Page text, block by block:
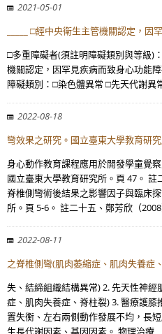
2021-05-01
_____ □經中央衛生主管機關認定，因
□多重障礙者(須註明障礙類別與等級)
機關認定，因罕見疾病而致身心功能
障礙類別：□染色體異常 □先天代謝異
2022-08-18
彎效果之研究。國立臺東大學教育研
身心動作教育課程應用於開發學童覺
國立臺東大學教育研究所。頁 47。
脊椎側彎術後結果之影響因子與臨床
所。頁 5-6。 註二十五、鄭芳欣（2008
2022-08-11
之脊椎側彎(肌肉萎縮症、肌肉失養症
失、結締組織結構異常) 2. 先天性神
症、肌肉失養症、脊柱裂) 3. 醫療護
置失衡、左右兩側動作發展不均，長
生長代謝因素、基因因素。 物理治療